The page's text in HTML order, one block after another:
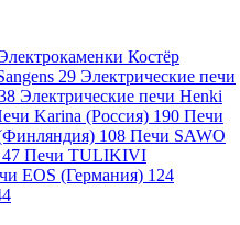
Костёр
29 Электрические печи
Электрические печи Henki
Karina (Россия) 190 Печи
108 Печи SAWO
47 Печи TULIKIVI
EOS (Германия) 124